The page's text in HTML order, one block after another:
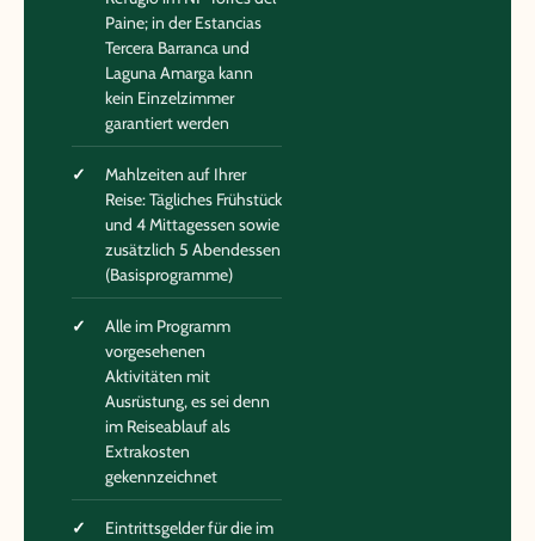
Paine; in der Estancias
Tercera Barranca und
Laguna Amarga kann
kein Einzelzimmer
garantiert werden
Mahlzeiten auf Ihrer
Reise: Tägliches Frühstück
und 4 Mittagessen sowie
zusätzlich 5 Abendessen
(Basisprogramme)
Alle im Programm
vorgesehenen
Aktivitäten mit
Ausrüstung, es sei denn
im Reiseablauf als
Extrakosten
gekennzeichnet
Eintrittsgelder für die im